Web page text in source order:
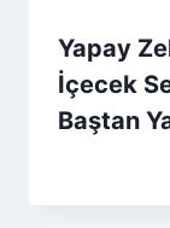
Yapay
İçecek
Baştan